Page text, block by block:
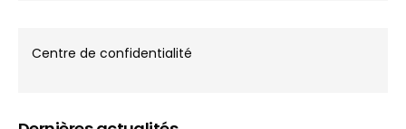
Centre de confidentialité